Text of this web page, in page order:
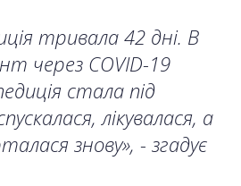
тривала 42 дні. В
через COVID-19
стала під
лікувалася, а
знову», - згадує